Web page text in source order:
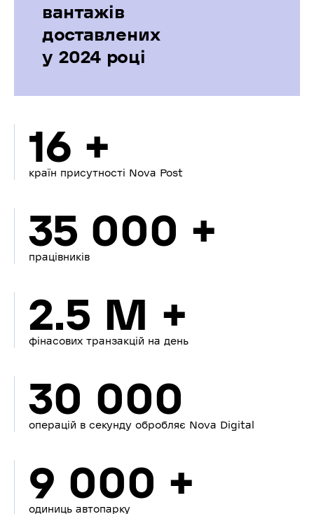
вантажів
доставлених
у 2024 році
16 +
країн присутності Nova Post
35 000 +
працівників
2.5 M +
фінасових транзакцій на день
30 000
операцій в секунду обробляє Nova Digital
9 000 +
одиниць автопарку